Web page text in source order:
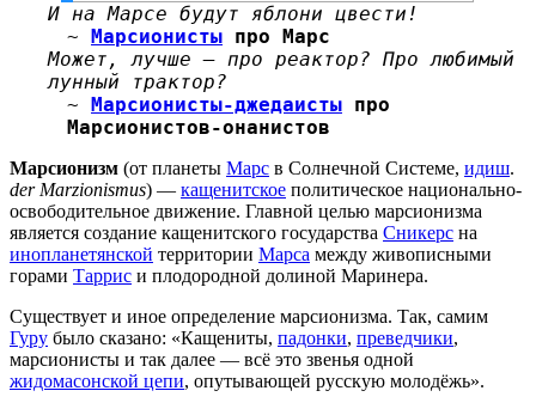
И на Марсе будут яблони цвести!
~ Марсионисты про Марс
Может, лучше — про реактор? Про любимый
лунный трактор?
~ Марсионисты-джедаисты про
Марсионистов-онанистов
Марсионизм (от планеты Марс в Солнечной Системе, идиш.
der Marzionismus) — кащенитское политическое национально-
освободительное движение. Главной целью марсионизма
является создание кащенитского государства Сникерс на
инопланетянской территории Марса между живописными
горами Таррис и плодородной долиной Маринера.
Существует и иное определение марсионизма. Так, самим
Гуру было сказано: «Кащениты, падонки, преведчики,
марсионисты и так далее — всё это звенья одной
жидомасонской цепи, опутывающей русскую молодёжь».